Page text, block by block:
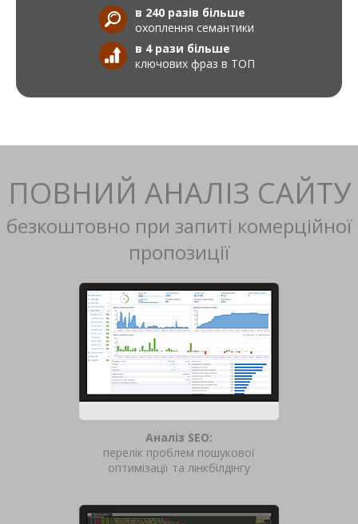
в 240 разів більше
охоплення семантики
в 4 рази більше
ключових фраз в ТОП
ПОВНИЙ АНАЛІЗ САЙТУ
безкоштовно при запиті комерційної
пропозиції
Аналіз SEO:
перелік проблем пошукової
оптимізації та лінкбілдінгу